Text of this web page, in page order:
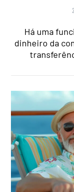
Há uma
dinheiro da